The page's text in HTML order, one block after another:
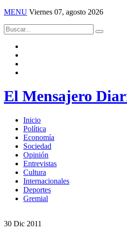
MENU Viernes 07, agosto 2026
El Mensajero
Inicio
Política
Economía
Sociedad
Opinión
Entrevistas
Cultura
Internacionales
Deportes
Gremial
30 Dic 2011